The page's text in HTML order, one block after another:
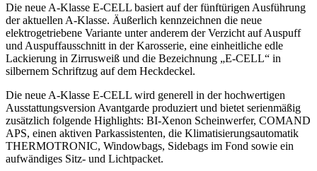
Die neue A-Klasse E-CELL basiert auf der fünftürigen Ausführung
der aktuellen A-Klasse. Äußerlich kennzeichnen die neue
elektrogetriebene Variante unter anderem der Verzicht auf Auspuff
und Auspuffausschnitt in der Karosserie, eine einheitliche edle
Lackierung in Zirrusweiß und die Bezeichnung „E-CELL“ in
silbernem Schriftzug auf dem Heckdeckel.
Die neue A-Klasse E-CELL wird generell in der hochwertigen
Ausstattungsversion Avantgarde produziert und bietet serienmäßig
zusätzlich folgende Highlights: BI-Xenon Scheinwerfer, COMAND
APS, einen aktiven Parkassistenten, die Klimatisierungsautomatik
THERMOTRONIC, Windowbags, Sidebags im Fond sowie ein
aufwändiges Sitz- und Lichtpacket.